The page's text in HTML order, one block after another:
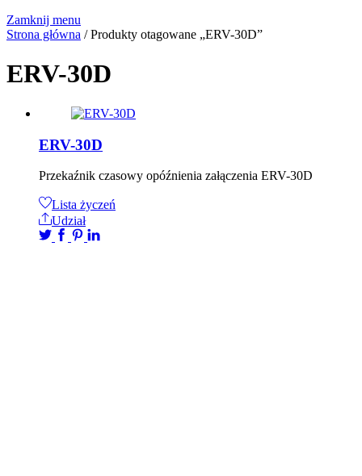
Zamknij menu
Strona główna / Produkty otagowane „ERV-30D”
ERV-30D
ERV-30D
Przekaźnik czasowy opóźnienia załączenia ERV-30D
Lista życzeń
Udział